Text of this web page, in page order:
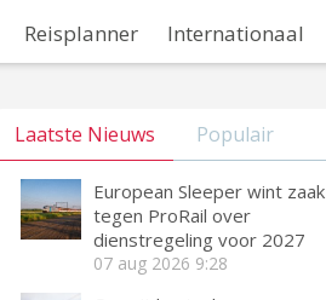
Reisplanner Internationaal
Laatste Nieuws Populair
European Sleeper wint zaak
tegen ProRail over
dienstregeling voor 2027
07 aug 2026 9:28